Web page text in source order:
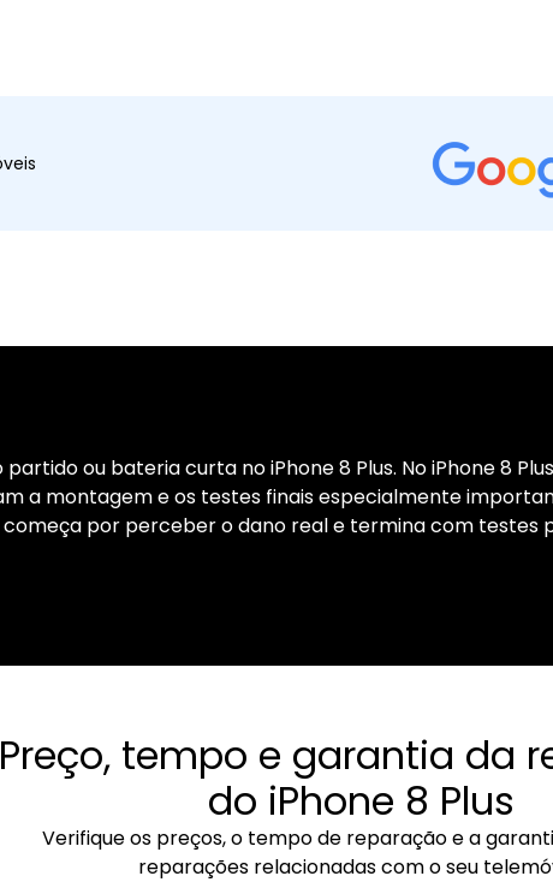
ou bateria curta no iPhone 8 Plus. No iPhone 8
a montagem e os testes finais especialmente
por perceber o dano real e termina com testes
Preço, tempo e garantia da
do iPhone 8 Plus
Verifique os preços, o tempo de reparação e a
reparações relacionadas com o seu